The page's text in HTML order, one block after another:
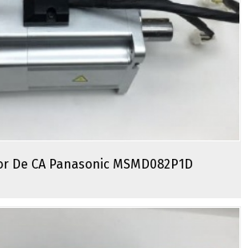
De CA Panasonic MSMD082P1D